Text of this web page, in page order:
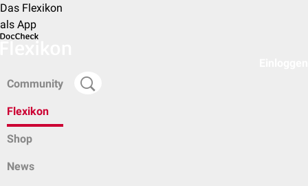
Das Flexikon
als App
Community
Flexikon
Shop
News